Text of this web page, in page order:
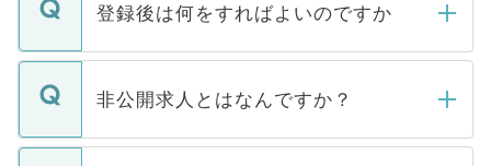
登録後は何をすればよいのですか
ご登録いただきましたら、弊社担当者がご
登録内容を確認し、その後メールもしくは
ます。通常、5営業日以内にはご連絡をせて
非公開求人とはなんですか？
マイナビDOCTORで取り扱っている求人の